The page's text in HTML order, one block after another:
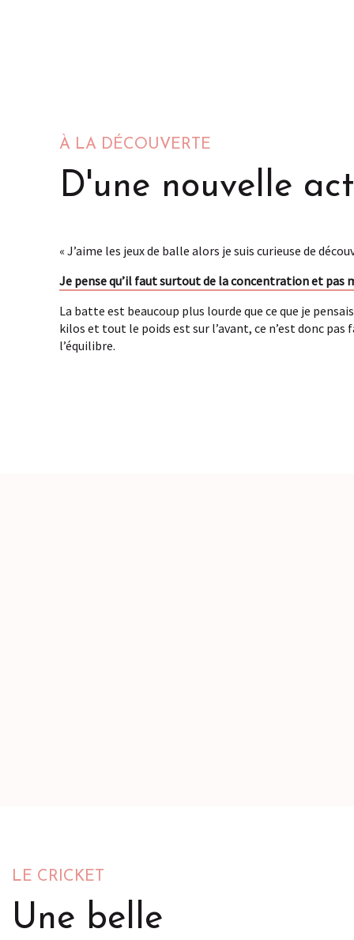
À LA DÉCOUVERTE
D'une nouvelle
« J’aime les jeux de balle alors je suis curieuse de
Je pense qu’il faut surtout de la concentration et pas
La batte est beaucoup plus lourde que ce que je
kilos et tout le poids est sur l’avant, ce n’est donc pas
l’équilibre.
LE CRICKET
Une belle